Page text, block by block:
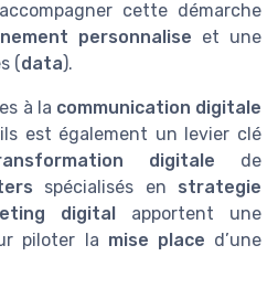
cette démarche
personnalise et une
(data).
à la communication digitale
est également un levier clé
digitale de
spécialisés en strategie
digital
apportent une
piloter la mise place d’une